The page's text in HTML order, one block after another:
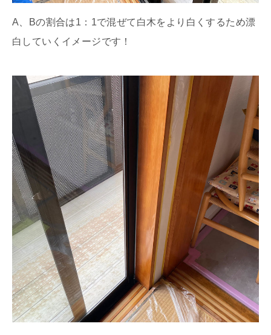
A、Bの割合は1：1で混ぜて白木をより白くするため漂
白していくイメージです！